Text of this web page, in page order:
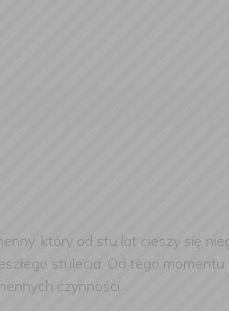
który od stu lat cieszy się
stulecia. Od tego
czynności.